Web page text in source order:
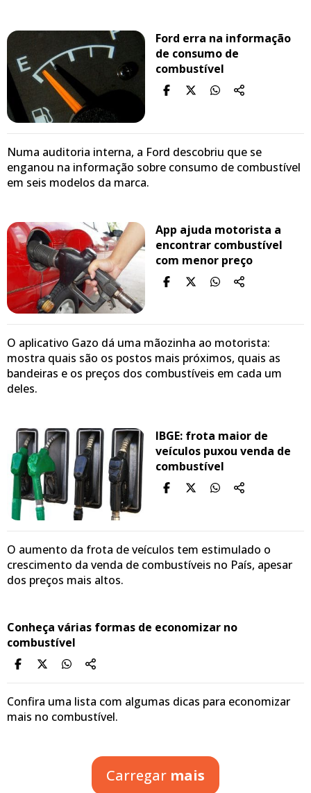
Ford erra na informação
de consumo de
combustível
Numa auditoria interna, a Ford descobriu que se
enganou na informação sobre consumo de combustível
em seis modelos da marca.
App ajuda motorista a
encontrar combustível
com menor preço
O aplicativo Gazo dá uma mãozinha ao motorista:
mostra quais são os postos mais próximos, quais as
bandeiras e os preços dos combustíveis em cada um
deles.
IBGE: frota maior de
veículos puxou venda de
combustível
O aumento da frota de veículos tem estimulado o
crescimento da venda de combustíveis no País, apesar
dos preços mais altos.
Conheça várias formas de economizar no
combustível
Confira uma lista com algumas dicas para economizar
mais no combustível.
Carregar mais